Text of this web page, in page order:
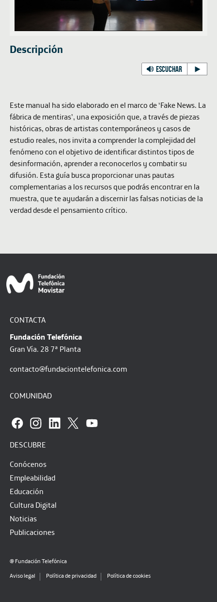
Descripción
ESCUCHAR
Este manual ha sido elaborado en el marco de ‘Fake News. La
fábrica de mentiras’, una exposición que, a través de piezas
históricas, obras de artistas contemporáneos y casos de
estudio reales, nos invita a comprender la complejidad del
fenómeno con el objetivo de identificar distintos tipos de
desinformación, aprender a reconocerlos y combatir su
difusión. Esta guía busca proporcionar unas pautas
complementarias a los recursos que podrás encontrar en la
muestra, que te ayudarán a discernir las falsas noticias de la
verdad desde el pensamiento crítico.
CONTACTA
Fundación Telefónica
Gran Vía. 28 7ª Planta
contacto@fundaciontelefonica.com
COMUNIDAD
DESCUBRE
Conócenos
Empleabilidad
Educación
Cultura Digital
Noticias
Publicaciones
@ Fundación Telefónica
Aviso legal Política de privacidad Política de cookies